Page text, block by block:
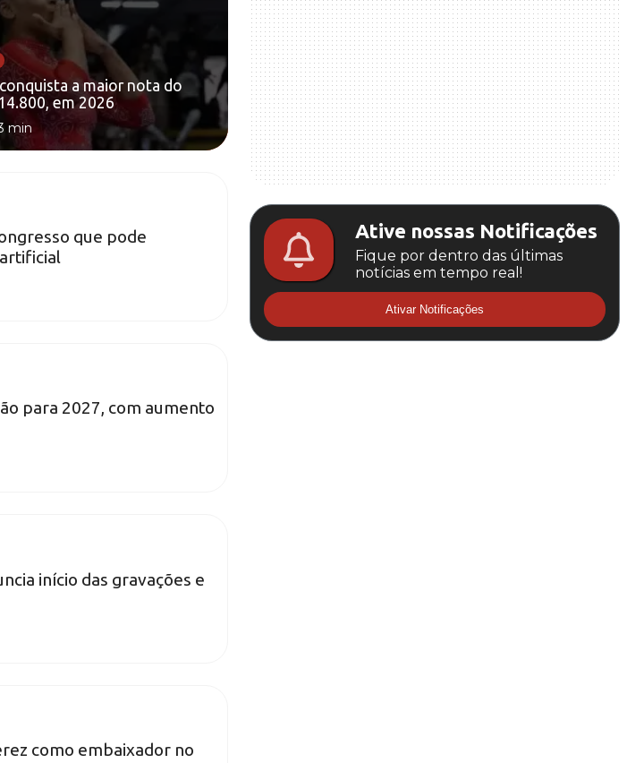
a maior nota do
em 2026
min
que pode
para 2027, com aumento
início das gravações e
como embaixador no
Ative nossas Notificações
Fique por dentro das últimas
notícias em tempo real!
Ativar Notificações